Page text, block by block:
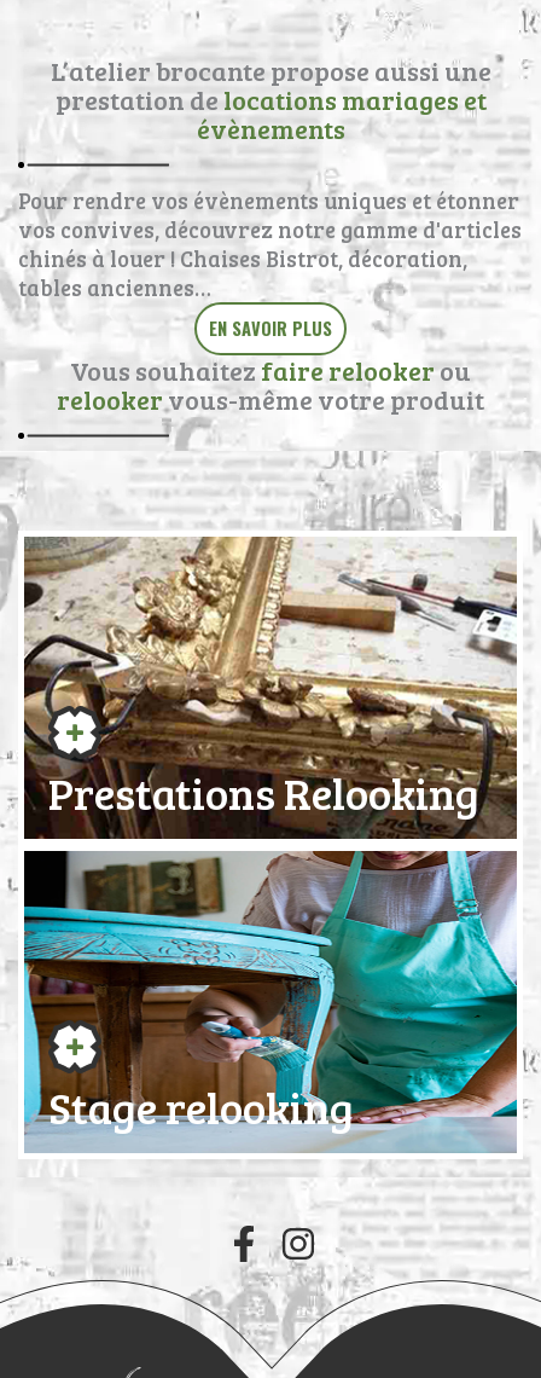
L’atelier brocante propose aussi une
prestation de locations mariages et
évènements
Pour rendre vos évènements uniques et étonner
vos convives, découvrez notre gamme d'articles
chinés à louer ! Chaises Bistrot, décoration,
tables anciennes…
EN SAVOIR PLUS
Vous souhaitez faire relookerou
relookervous-même votre produit
Prestations Relooking
Stage relooking